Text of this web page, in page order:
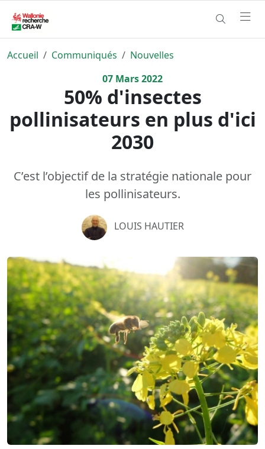
Accueil Communiqués
Nouvelles
07 Mars2022
50% d'insectes
pollinisateurs en plus d'ici
2030
C’est l’objectif de la stratégie nationale pour
les pollinisateurs.
LOUIS HAUTIER